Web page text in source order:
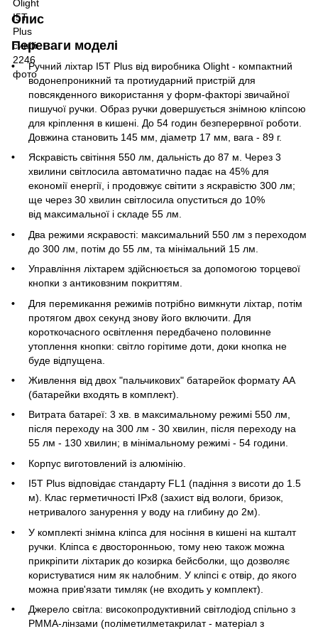
Опис
Переваги моделі
Ручний ліхтар I5T Plus від виробника Olight - компактний
водонепроникний та протиударний пристрій для
повсякденного використання у форм-факторі звичайної
пишучої ручки. Образ ручки довершується знімною кліпсою
для кріплення в кишені. До 54 годин безперервної роботи.
Довжина становить 145 мм, діаметр 17 мм, вага - 89 г.
Яскравість світіння 550 лм, дальність до 87 м. Через 3
хвилини світлосила автоматично падає на 45% для
економії енергії, і продовжує світити з яскравістю 300 лм;
ще через 30 хвилин світлосила опуститься до 10%
від максимальної і складе 55 лм.
Два режими яскравості: максимальний 550 лм з переходом
до 300 лм, потім до 55 лм, та мінімальний 15 лм.
Управління ліхтарем здійснюється за допомогою торцевої
кнопки з антиковзним покриттям.
Для перемикання режимів потрібно вимкнути ліхтар, потім
протягом двох секунд знову його включити. Для
короткочасного освітлення передбачено половинне
утоплення кнопки: світло горітиме доти, доки кнопка не
буде відпущена.
Живлення від двох "пальчикових" батарейок формату АА
(батарейки входять в комплект).
Витрата батареї: 3 хв. в максимальному режимі 550 лм,
після переходу на 300 лм - 30 хвилин, після переходу на
55 лм - 130 хвилин; в мінімальному режимі - 54 години.
Корпус виготовлений із алюмінію.
I5T Plus відповідає стандарту FL1 (падіння з висоти до 1.5
м). Клас герметичності IPx8 (захист від вологи, бризок,
нетривалого занурення у воду на глибину до 2м).
У комплекті знімна кліпса для носіння в кишені на кшталт
ручки. Кліпса є двосторонньою, тому нею також можна
прикріпити ліхтарик до козирка бейсболки, що дозволяє
користуватися ним як налобним. У кліпсі є отвір, до якого
можна прив'язати тимляк (не входить у комплект).
Джерело світла: високопродуктивний світлодіод спільно з
PMMA-лінзами (поліметилметакрилат - матеріал з